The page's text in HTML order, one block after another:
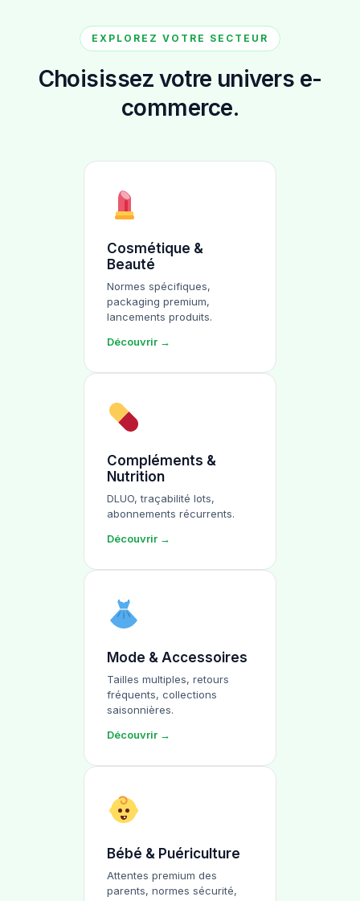
EXPLOREZ VOTRE SECTEUR
Choisissez votre univers e-
commerce.
Cosmétique &
Beauté
Normes spécifiques,
packaging premium,
lancements produits.
Découvrir →
Compléments &
Nutrition
DLUO, traçabilité lots,
abonnements récurrents.
Découvrir →
Mode & Accessoires
Tailles multiples, retours
fréquents, collections
saisonnières.
Découvrir →
Bébé & Puériculture
Attentes premium des
parents, normes sécurité,